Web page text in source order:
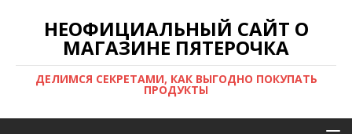
НЕОФИЦИАЛЬНЫЙ САЙТ О
МАГАЗИНЕ ПЯТЕРОЧКА
ДЕЛИМСЯ СЕКРЕТАМИ, КАК ВЫГОДНО ПОКУПАТЬ
ПРОДУКТЫ